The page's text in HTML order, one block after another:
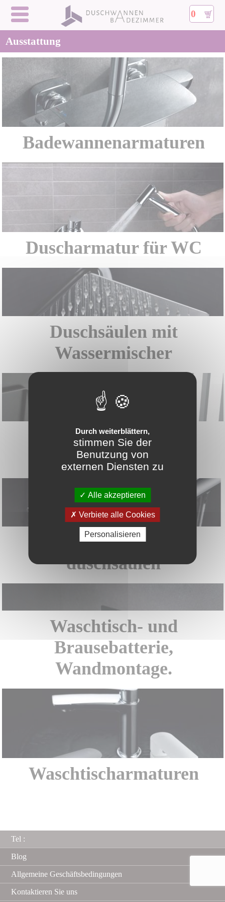
0
Ausstattung
Badewannenarmaturen
Duscharmatur für WC
Duschsäulen mit
Wassermischer
Seifenhalter und
Duschzubehör
Thermostatische
duschsäulen
Waschtisch- und
Brausebatterie,
Wandmontage.
Waschtischarmaturen
Tel :
Blog
Allgemeine Geschäftsbedingungen
Kontaktieren Sie uns
Durch weiterblättern,
stimmen Sie der
Benutzung von
externen Diensten zu
Alle akzeptieren
Verbiete alle Cookies
Personalisieren